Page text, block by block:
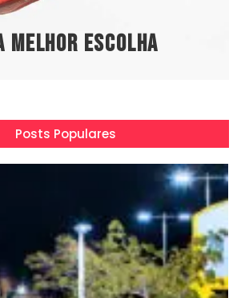
melhor escolha
Posts Populares